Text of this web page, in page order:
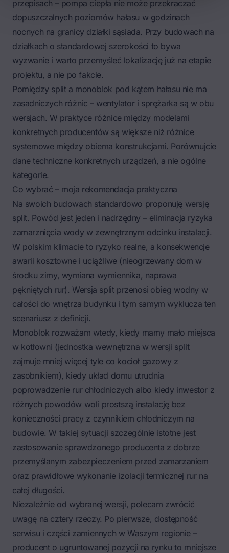
przepisach – pompa ciepła nie może przekraczać
dopuszczalnych poziomów hałasu w godzinach
nocnych na granicy działki sąsiada. Przy budowach na
działkach o standardowej szerokości to bywa
wyzwanie i warto przemyśleć lokalizację już na etapie
projektu, a nie po fakcie.
Pomiędzy split a monoblok pod kątem hałasu nie ma
zasadniczych różnic – wentylator i sprężarka są w obu
wersjach. W praktyce różnice między modelami
konkretnych producentów są większe niż różnice
systemowe między obiema konstrukcjami. Porównujcie
dane techniczne konkretnych urządzeń, a nie ogólne
kategorie.
Co wybrać – moja rekomendacja praktyczna
Na swoich budowach standardowo proponuję wersję
split. Powód jest jeden i nadrzędny – eliminacja ryzyka
zamarznięcia wody w zewnętrznym odcinku instalacji.
W polskim klimacie to ryzyko realne, a konsekwencje
awarii kosztowne i uciążliwe (nieogrzewany dom w
środku zimy, wymiana wymiennika, naprawa
pękniętych rur). Wersja split przenosi obieg wodny w
całości do wnętrza budynku i tym samym wyklucza ten
scenariusz z definicji.
Monoblok rozważam wtedy, kiedy mamy mało miejsca
w kotłowni (jednostka wewnętrzna w wersji split
zajmuje mniej więcej tyle co kocioł gazowy z
zasobnikiem), kiedy układ domu utrudnia
poprowadzenie rur chłodniczych albo kiedy inwestor z
różnych powodów woli prostszą instalację bez
konieczności pracy z czynnikiem chłodniczym na
budowie. W takiej sytuacji szczególnie istotne jest
zastosowanie sprawdzonego producenta z dobrze
przemyślanym zabezpieczeniem przed zamarzaniem
oraz prawidłowe wykonanie izolacji termicznej rur na
całej długości.
Niezależnie od wybranej wersji, polecam zwrócić
uwagę na cztery rzeczy. Po pierwsze, dostępność
serwisu i części zamiennych w Waszym regionie –
producent o ugruntowanej pozycji na rynku to mniejsze